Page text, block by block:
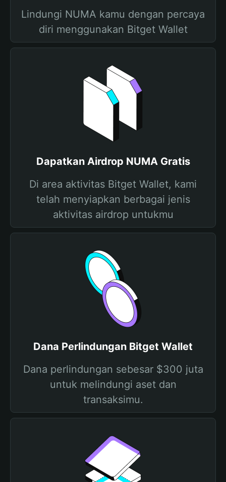
Lindungi NUMA kamu dengan percaya
diri menggunakan Bitget Wallet
Dapatkan Airdrop NUMA Gratis
Di area aktivitas Bitget Wallet, kami
telah menyiapkan berbagai jenis
aktivitas airdrop untukmu
Dana Perlindungan Bitget Wallet
Dana perlindungan sebesar $300 juta
untuk melindungi aset dan
transaksimu.